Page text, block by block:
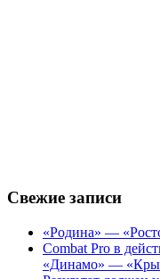
Свежие записи
«Родина» —
Combat Pro в
«Динамо» —